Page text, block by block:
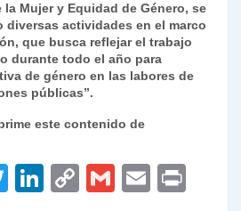
la Mujer y Equidad de Género, se
diversas actividades en el marco
que busca reflejar el trabajo
durante todo el año para
de género en las labores de
públicas”.
este contenido de
T
Li
C
G
E